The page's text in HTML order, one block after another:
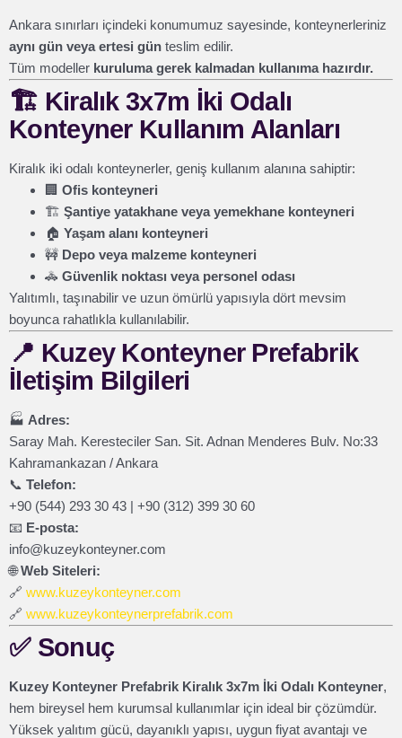
Ankara sınırları içindeki konumumuz sayesinde, konteynerleriniz
aynı gün veya ertesi gün teslim edilir.
Tüm modeller kuruluma gerek kalmadan kullanıma hazırdır.
🏗️ Kiralık 3x7m İki Odalı
Konteyner Kullanım Alanları
Kiralık iki odalı konteynerler, geniş kullanım alanına sahiptir:
🏢 Ofis konteyneri
🏗️ Şantiye yatakhane veya yemekhane konteyneri
🏠 Yaşam alanı konteyneri
🚧 Depo veya malzeme konteyneri
🚓 Güvenlik noktası veya personel odası
Yalıtımlı, taşınabilir ve uzun ömürlü yapısıyla dört mevsim
boyunca rahatlıkla kullanılabilir.
📍 Kuzey Konteyner Prefabrik
İletişim Bilgileri
🏭 Adres:
Saray Mah. Keresteciler San. Sit. Adnan Menderes Bulv. No:33
Kahramankazan / Ankara
📞 Telefon:
+90 (544) 293 30 43 | +90 (312) 399 30 60
📧 E-posta:
info@kuzeykonteyner.com
🌐Web Siteleri:
🔗 www.kuzeykonteyner.com
🔗 www.kuzeykonteynerprefabrik.com
✅ Sonuç
Kuzey Konteyner Prefabrik Kiralık 3x7m İki Odalı Konteyner,
hem bireysel hem kurumsal kullanımlar için ideal bir çözümdür.
Yüksek yalıtım gücü, dayanıklı yapısı, uygun fiyat avantajı ve